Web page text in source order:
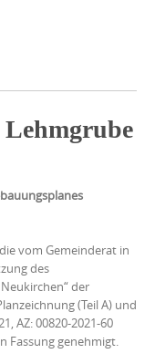
vom Gemeinderat in
des
der
(Teil A) und
AZ: 00820-2021-60
Fassung genehmigt.